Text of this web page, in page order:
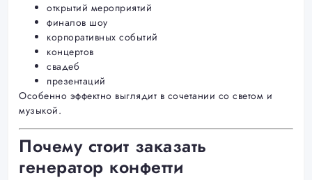
открытий мероприятий
финалов шоу
корпоративных событий
концертов
свадеб
презентаций
Особенно эффектно выглядит в сочетании со светом и
музыкой.
Почему стоит заказать
генератор конфетти